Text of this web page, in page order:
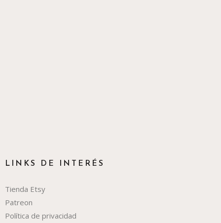
LINKS DE INTERÉS
Tienda Etsy
Patreon
Política de privacidad